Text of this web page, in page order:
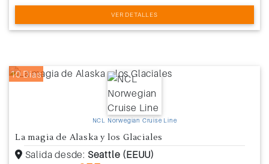
VER DETALLES
10 Días
NCL Norwegian Cruise Line
La magia de Alaska y los Glaciales
Salida desde: Seattle (EEUU)